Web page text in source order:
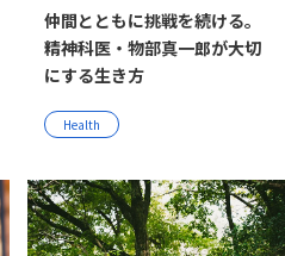
仲間とともに挑戦を続ける。
精神科医・物部真一郎が大切
にする生き方
Health